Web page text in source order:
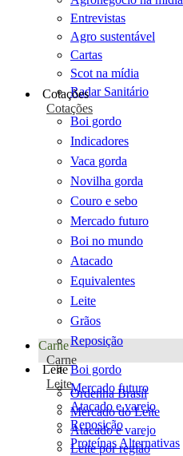
Entrevistas
Agro sustentável
Cartas
Scot na mídia
Radar Sanitário
Cotações
Cotações
Boi gordo
Indicadores
Vaca gorda
Novilha gorda
Couro e sebo
Mercado futuro
Boi no mundo
Atacado
Equivalentes
Leite
Grãos
Reposição
Carne
Carne
Boi gordo
Mercado futuro
Atacado e varejo
Reposição
Proteínas Alternativas
Leite
Leite
Ordenha Brasil
Mercado do Leite
Atacado e varejo
Leite por região